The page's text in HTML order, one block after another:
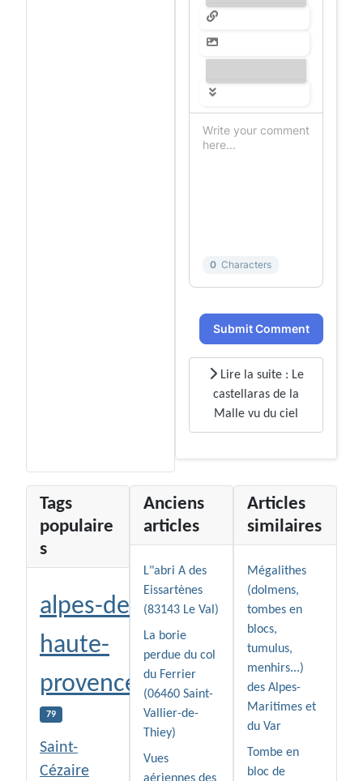
0 Characters
Submit Comment
Lire la suite : Le
castellaras de la
Malle vu du ciel
Tags
populaire
s
alpes-de-
haute-
provence
79
Saint-
Cézaire
Anciens
articles
L"abri A des
Eissartènes
(83143 Le Val)
La borie
perdue du col
du Ferrier
(06460 Saint-
Vallier-de-
Thiey)
Vues
aériennes des
Articles
similaires
Mégalithes
(dolmens,
tombes en
blocs,
tumulus,
menhirs...)
des Alpes-
Maritimes et
du Var
Tombe en
bloc de